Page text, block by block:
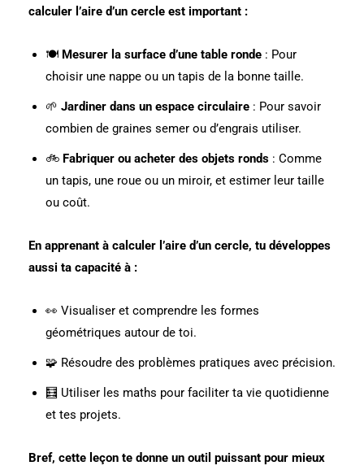
calculer l’aire d’un cercle est important :
🍽️ Mesurer la surface d’une table ronde : Pour
choisir une nappe ou un tapis de la bonne taille.
🌱 Jardiner dans un espace circulaire : Pour savoir
combien de graines semer ou d’engrais utiliser.
🚲 Fabriquer ou acheter des objets ronds : Comme
un tapis, une roue ou un miroir, et estimer leur taille
ou coût.
En apprenant à calculer l’aire d’un cercle, tu développes
aussi ta capacité à :
👀 Visualiser et comprendre les formes
géométriques autour de toi.
🧩 Résoudre des problèmes pratiques avec précision.
🧮 Utiliser les maths pour faciliter ta vie quotidienne
et tes projets.
Bref, cette leçon te donne un outil puissant pour mieux